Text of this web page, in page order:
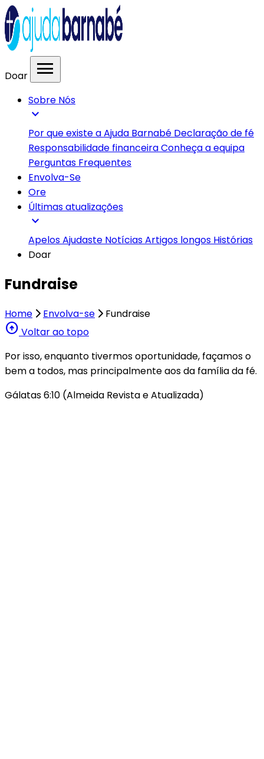
Doar menu
Sobre Nós
expand_more
Por que existe a Ajuda Barnabé Declaração de fé
Responsabilidade financeiraConheça a equipa
Perguntas Frequentes
Envolva-Se
Ore
Últimas atualizações
expand_more
ApelosAjudaste NotíciasArtigos longos Histórias
Doar
Fundraise
Home Envolva-se Fundraise
arrow_circle_up Voltar ao topo
Por isso, enquanto tivermos oportunidade, façamos o
bem a todos, mas principalmente aos da família da fé.
Gálatas 6:10 (Almeida Revista e Atualizada)